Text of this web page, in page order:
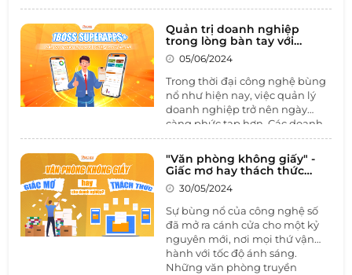
tích hợp đa ứng dụng một cách
thông minh mà còn tùy chỉnh
linh hoạt theo từng đặc thù
ngành nghề, hứa hẹn mang
đến sự tiện lợi và hiệu quả cho
mọi doanh nghiệp. Cùng 1BOSS
điểm danh những điểm nổi bật
mà nền tảng này mang lại là
gì?
Quản trị doanh nghiệp
trong lòng bàn tay với
1BOSS SUPERAPPS+
05/06/2024
Trong thời đại công nghệ bùng
nổ như hiện nay, việc quản lý
doanh nghiệp trở nên ngày
càng phức tạp hơn. Các doanh
nghiệp SMEs và Startup, với
nguồn lực hạn chế, thường gặp
nhiều khó khăn trong việc quản
lý và vận hành hiệu quả.
"Văn phòng không giấy" -
Giấc mơ hay thách thức
doanh nghiệp
30/05/2024
Sự bùng nổ của công nghệ số
đã mở ra cánh cửa cho một kỷ
nguyên mới, nơi mọi thứ vận
hành với tốc độ ánh sáng.
Những văn phòng truyền